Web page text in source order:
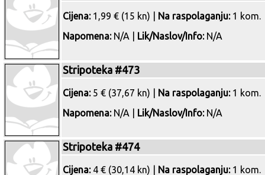
Cijena:1,99 € (15 kn) | Na raspolaganju:1 kom.
Napomena:N/A | Lik/Naslov/Info:N/A
Stripoteka #473
Cijena:5 € (37,67 kn) | Na raspolaganju:1 kom.
Napomena:N/A | Lik/Naslov/Info:N/A
Stripoteka #474
Cijena:4 € (30,14 kn) | Na raspolaganju:1 kom.